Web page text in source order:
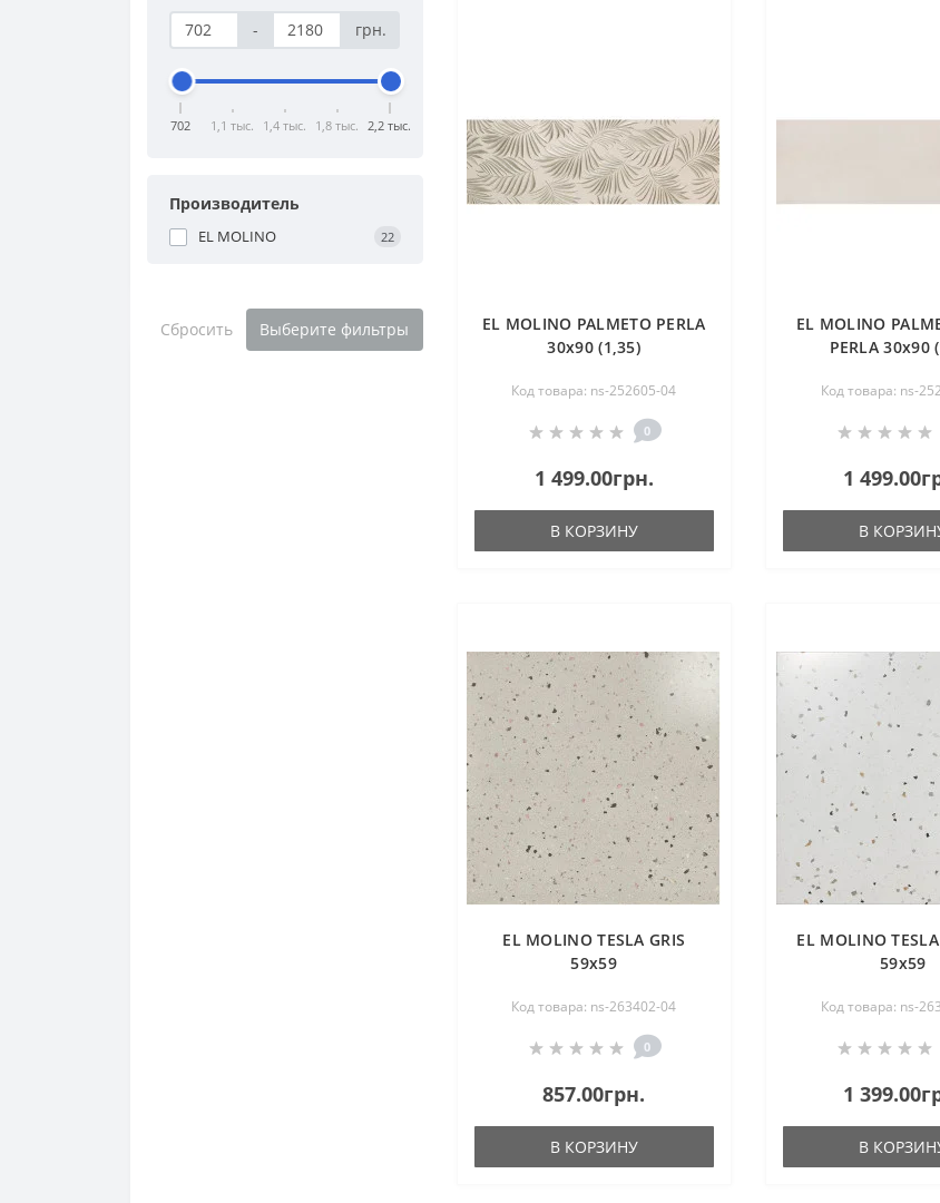
-
грн.
702 1,1 тыс. 1,4 тыс. 1,8 тыс. 2,2 тыс.
Производитель
EL MOLINO 22
Сбросить Выберите фильтры
EL MOLINO PALMETO PERLA
30х90 (1,35)
Код товара: ns-252605-04
0
1 499.00грн.
В КОРЗИНУ
EL MOLINO
PERLA 30х90
Код товара: ns-
1
В
EL MOLINO TESLA GRIS
59х59
Код товара: ns-263402-04
0
857.00грн.
В КОРЗИНУ
EL MOLINO
59х59
Код товара: ns-
1
В